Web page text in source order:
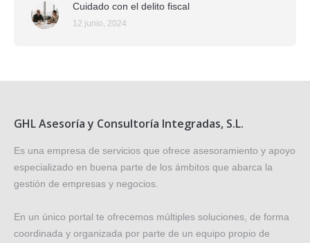
Cuidado con el delito fiscal
12 junio, 2024
GHL Asesoría y Consultoría Integradas, S.L.
Es una empresa de servicios que ofrece asesoramiento y apoyo
especializado en buena parte de los ámbitos que abarca la
gestión de empresas y negocios.
En un único portal te ofrecemos múltiples soluciones, de forma
coordinada y organizada por parte de un equipo propio de